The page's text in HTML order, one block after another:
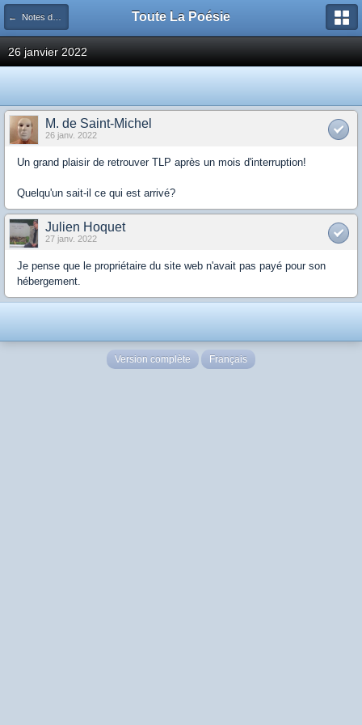
← Notes de route des TLPsiens Toute La Poésie
26 janvier 2022
M. de Saint-Michel
26 janv. 2022
Un grand plaisir de retrouver TLP après un mois d'interruption!
Quelqu'un sait-il ce qui est arrivé?
Julien Hoquet
27 janv. 2022
Je pense que le propriétaire du site web n'avait pas payé pour son
hébergement.
Version complète Français